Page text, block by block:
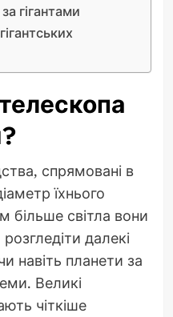
гігантами
спрямовані в
їхнього
більше світла вони
далекі
навіть планети за
Великі
чіткіше